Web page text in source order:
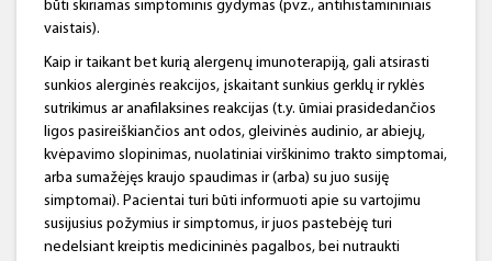
būti skiriamas simptominis gydymas (pvz., antihistamininiais
vaistais).
Kaip ir taikant bet kurią alergenų imunoterapiją, gali atsirasti
sunkios alerginės reakcijos, įskaitant sunkius gerklų ir ryklės
sutrikimus ar anafilaksines reakcijas (t.y. ūmiai prasidedančios
ligos pasireiškiančios ant odos, gleivinės audinio, ar abiejų,
kvėpavimo slopinimas, nuolatiniai virškinimo trakto simptomai,
arba sumažėjęs kraujo spaudimas ir (arba) su juo susiję
simptomai). Pacientai turi būti informuoti apie su vartojimu
susijusius požymius ir simptomus, ir juos pastebėję turi
nedelsiant kreiptis medicininės pagalbos, bei nutraukti